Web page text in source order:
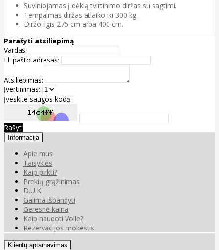
Suviniojamas į dėklą tvirtinimo diržas su sagtimi.
Tempaimas diržas atlaiko iki 300 kg.
Diržo ilgis 275 cm arba 400 cm.
Parašyti atsiliepimą
Vardas:
El. pašto adresas:
Atsiliepimas:
Įvertinimas:
Įveskite saugos kodą:
Rašyti
Informacija
Apie mus
Taisyklės
Kaip pirkti?
Prekių grąžinimas
D.U.K.
Galima išbandyti
Geresnė kaina
Kaip naudoti Voile?
Rezervacijos mokestis
Klientų aptarnavimas